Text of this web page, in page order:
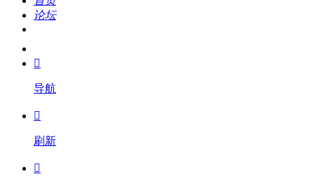
论坛
我的

导航

刷新
